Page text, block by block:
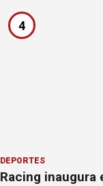
4
DEPORTES
Racing